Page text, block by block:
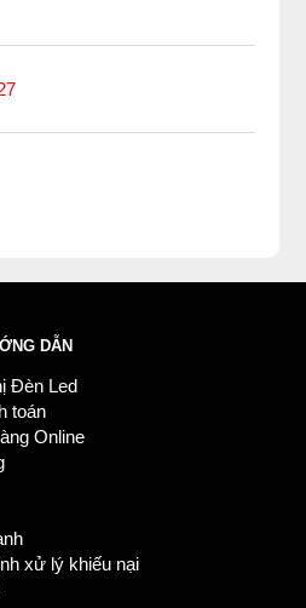
DẪN
Đèn Led
toán
Online
xử lý khiếu nại